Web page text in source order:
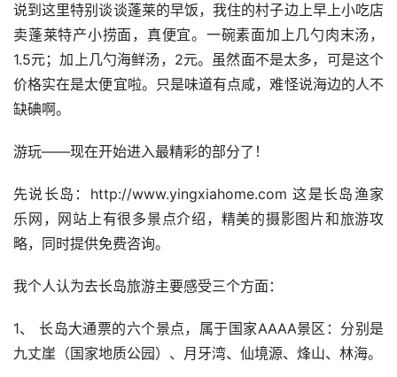
说到这里特别谈谈蓬莱的早饭，我住的村子边上早上小吃店
卖蓬莱特产小捞面，真便宜。一碗素面加上几勺肉末汤，
1.5元；加上几勺海鲜汤，2元。虽然面不是太多，可是这个
价格实在是太便宜啦。只是味道有点咸，难怪说海边的人不
缺碘啊。
游玩——现在开始进入最精彩的部分了！
先说长岛：http://www.yingxiahome.com 这是长岛渔家
乐网，网站上有很多景点介绍，精美的摄影图片和旅游攻
略，同时提供免费咨询。
我个人认为去长岛旅游主要感受三个方面：
1、 长岛大通票的六个景点，属于国家AAAA景区：分别是